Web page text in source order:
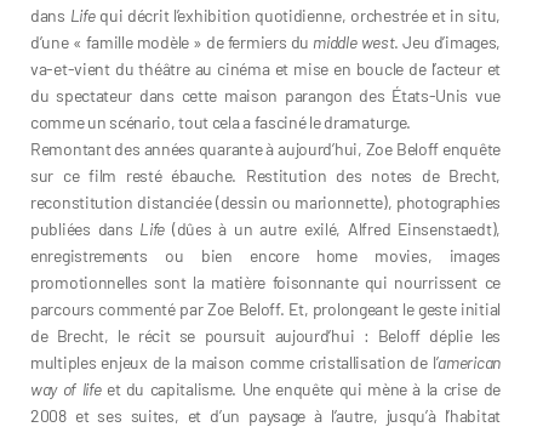
dans Lifequi décrit l’exhibition quotidienne, orchestrée et in situ,
d’une « famille modèle » de fermiers du middle west. Jeu d’images,
va-et-vient du théâtre au cinéma et mise en boucle de l’acteur et
du spectateur dans cette maison parangon des États-Unis vue
comme un scénario, tout cela a fasciné le dramaturge.
Remontant des années quarante à aujourd’hui, Zoe Beloff enquête
sur ce film resté ébauche. Restitution des notes de Brecht,
reconstitution distanciée (dessin ou marionnette), photographies
publiées dans Life (dûes à un autre exilé, Alfred Einsenstaedt),
enregistrements ou bien encore home movies, images
promotionnelles sont la matière foisonnante qui nourrissent ce
parcours commenté par Zoe Beloff. Et, prolongeant le geste initial
de Brecht, le récit se poursuit aujourd’hui : Beloff déplie les
multiples enjeux de la maison comme cristallisation de l’american
way of lifeet du capitalisme. Une enquête qui mène à la crise de
2008 et ses suites, et d’un paysage à l’autre, jusqu’à l’habitat